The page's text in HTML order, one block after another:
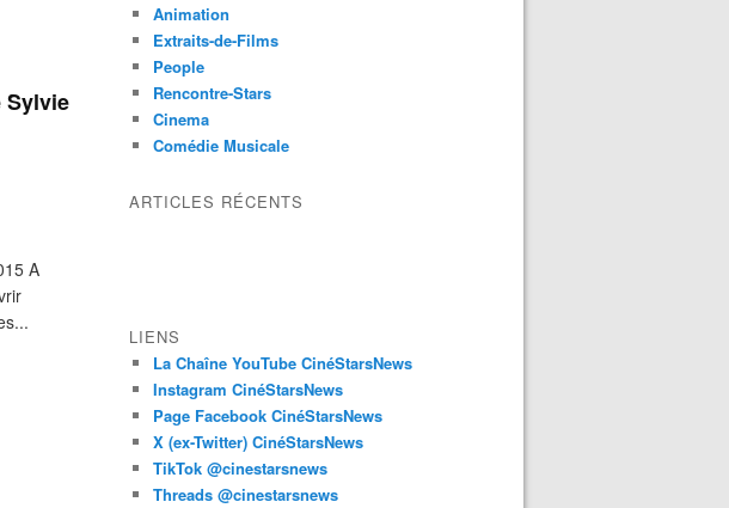
Sylvie
A
Animation
Extraits-de-Films
People
Rencontre-Stars
Cinema
Comédie Musicale
ARTICLES RÉCENTS
LIENS
La Chaîne YouTube CinéStarsNews
Instagram CinéStarsNews
Page Facebook CinéStarsNews
X (ex-Twitter) CinéStarsNews
TikTok @cinestarsnews
Threads @cinestarsnews